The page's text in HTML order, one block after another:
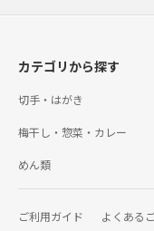
カテゴリから探す
切手・はがき
梅干し・惣菜・カレー
めん類
ご利用ガイド よくある